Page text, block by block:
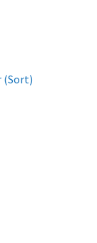
(Sort)